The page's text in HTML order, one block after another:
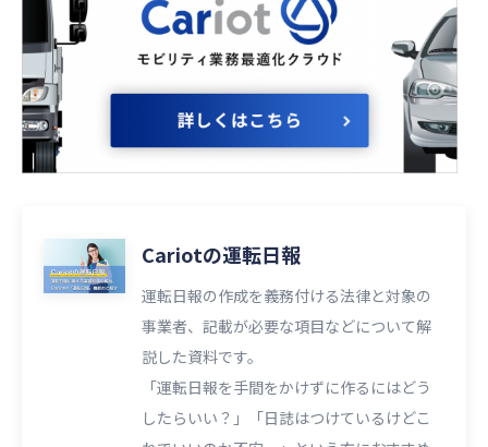
Cariotの運転日報
運転日報の作成を義務付ける法律と対象の
事業者、記載が必要な項目などについて解
説した資料です。
「運転日報を手間をかけずに作るにはどう
したらいい？」「日誌はつけているけどこ